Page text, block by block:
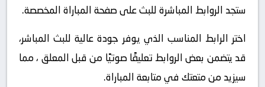
ستجد الروابط المباشرة للبث على صفحة المباراة المخصصة.
اختر الرابط المناسب الذي يوفر جودة عالية للبث المباشر،
قد يتضمن بعض الروابط تعليقًا صوتيًا من قبل المعلق ، مما
سيزيد من متعتك في متابعة المباراة.